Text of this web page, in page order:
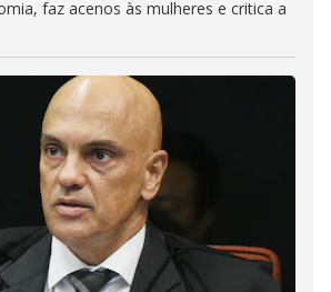
faz acenos às mulheres e critica a